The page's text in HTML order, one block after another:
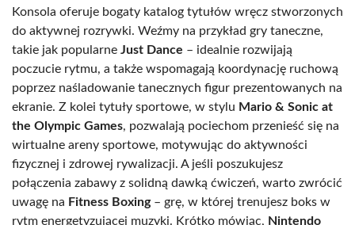
Konsola oferuje bogaty katalog tytułów wręcz stworzonych
do aktywnej rozrywki. Weźmy na przykład gry taneczne,
takie jak popularne Just Dance – idealnie rozwijają
poczucie rytmu, a także wspomagają koordynację ruchową
poprzez naśladowanie tanecznych figur prezentowanych na
ekranie. Z kolei tytuły sportowe, w stylu Mario & Sonic at
the Olympic Games, pozwalają pociechom przenieść się na
wirtualne areny sportowe, motywując do aktywności
fizycznej i zdrowej rywalizacji. A jeśli poszukujesz
połączenia zabawy z solidną dawką ćwiczeń, warto zwrócić
uwagę na Fitness Boxing– grę, w której trenujesz boks w
rytm energetyzującej muzyki. Krótko mówiąc, Nintendo